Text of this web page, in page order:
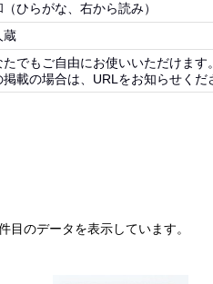
（ひらがな、右から読み）
蔵
たでもご自由にお使いいただけま
掲載の場合は、URLをお知らせくだ
目のデータを表示しています。